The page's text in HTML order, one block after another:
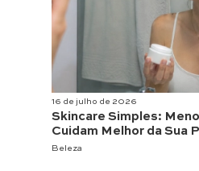
16 de julho de 2026
Skincare Simples:
Cuidam Melhor da Sua
Beleza